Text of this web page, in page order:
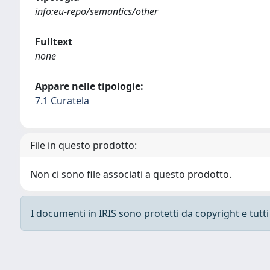
info:eu-repo/semantics/other
Fulltext
none
Appare nelle tipologie:
7.1 Curatela
File in questo prodotto:
Non ci sono file associati a questo prodotto.
I documenti in IRIS sono protetti da copyright e